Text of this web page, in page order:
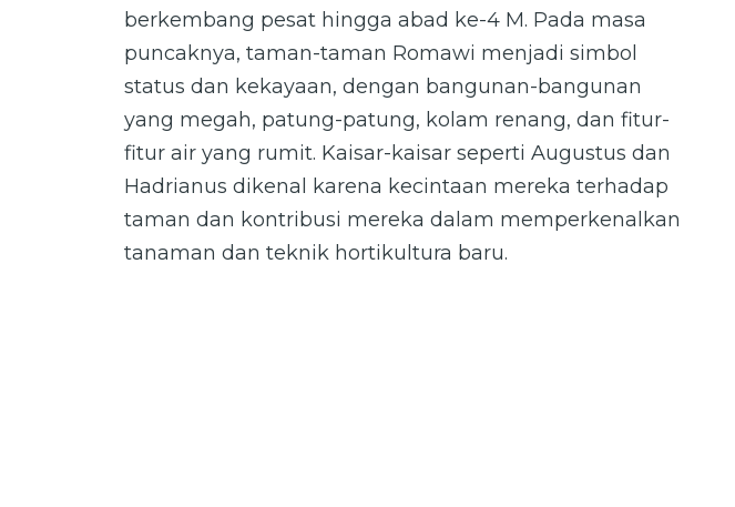
berkembang pesat hingga abad ke-4 M. Pada masa
puncaknya, taman-taman Romawi menjadi simbol
status dan kekayaan, dengan bangunan-bangunan
yang megah, patung-patung, kolam renang, dan fitur-
fitur air yang rumit. Kaisar-kaisar seperti Augustus dan
Hadrianus dikenal karena kecintaan mereka terhadap
taman dan kontribusi mereka dalam memperkenalkan
tanaman dan teknik hortikultura baru.